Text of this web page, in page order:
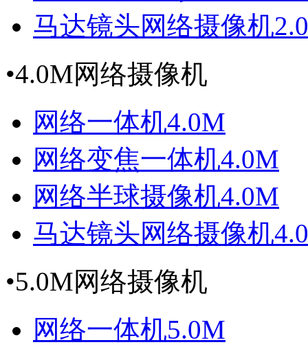
马达镜头网络摄像机
•4.0M网络摄像机
网络一体机4.0M
网络变焦一体机4.0M
网络半球摄像机4.0M
马达镜头网络摄像机
•5.0M网络摄像机
网络一体机5.0M